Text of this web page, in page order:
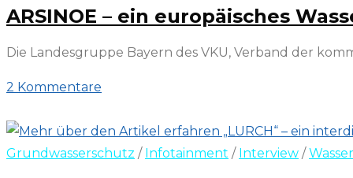
ARSINOE – ein europäisches
Die Landesgruppe Bayern des VKU, Verband der
2 Kommentare
Grundwasserschutz / Infotainment / Interview / Wasser